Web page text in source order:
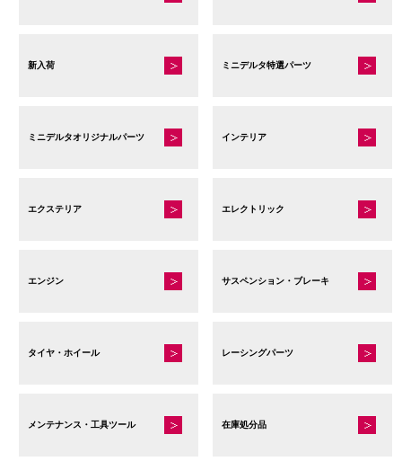
新入荷 ミニデルタ特選パーツ
ミニデルタオリジナルパーツ インテリア
エクステリア エレクトリック
エンジン サスペンション・ブレーキ
タイヤ・ホイール レーシングパーツ
メンテナンス・工具ツール 在庫処分品